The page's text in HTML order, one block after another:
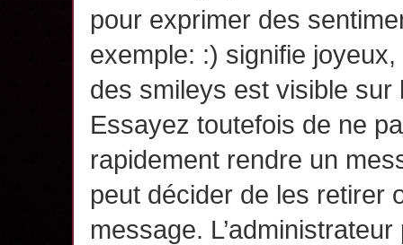
pour exprimer des
exemple: :) signifie
des smileys est visible
Essayez toutefois de ne
rapidement rendre un
peut décider de les retirer
message.